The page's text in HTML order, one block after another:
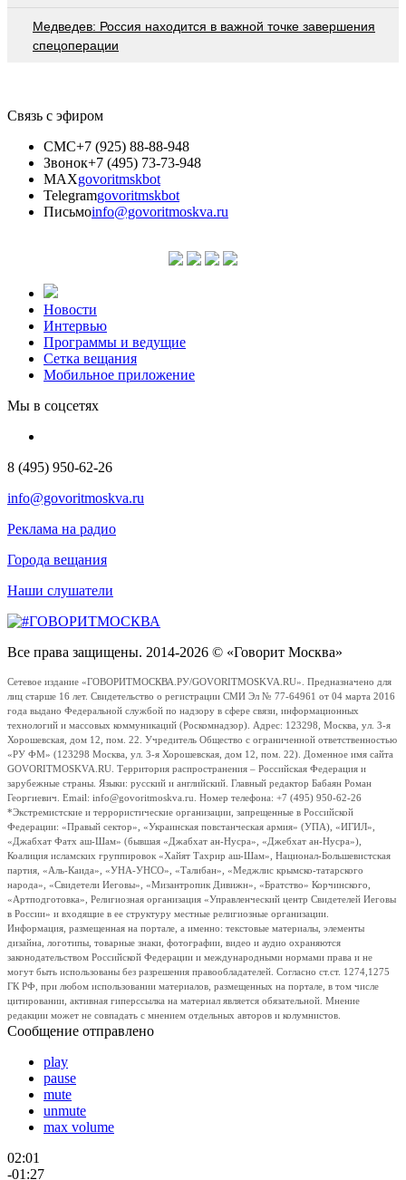
Медведев: Россия находится в важной точке завершения
спецоперации
Связь с эфиром
СМС+7 (925) 88-88-948
Звонок+7 (495) 73-73-948
MAXgovoritmskbot
Telegramgovoritmskbot
Письмоinfo@govoritmoskva.ru
Новости
Интервью
Программы и ведущие
Сетка вещания
Мобильное приложение
Мы в соцсетях
8 (495) 950-62-26
info@govoritmoskva.ru
Реклама на радио
Города вещания
Наши слушатели
Все права защищены. 2014-2026 © «Говорит Москва»
Сетевое издание «ГОВОРИТМОСКВА.РУ/GOVORITMOSKVA.RU». Предназначено для
лиц старше 16 лет. Свидетельство о регистрации СМИ Эл № 77-64961 от 04 марта 2016
года выдано Федеральной службой по надзору в сфере связи, информационных
технологий и массовых коммуникаций (Роскомнадзор). Адрес: 123298, Москва, ул. 3-я
Хорошевская, дом 12, пом. 22. Учредитель Общество с ограниченной ответственностью
«РУ ФМ» (123298 Москва, ул. 3-я Хорошевская, дом 12, пом. 22). Доменное имя сайта
GOVORITMOSKVA.RU. Территория распространения – Российская Федерация и
зарубежные страны. Языки: русский и английский. Главный редактор Бабаян Роман
Георгиевич. Email: info@govoritmoskva.ru. Номер телефона: +7 (495) 950-62-26
*Экстремистские и террористические организации, запрещенные в Российской
Федерации: «Правый сектор», «Украинская повстанческая армия» (УПА), «ИГИЛ»,
«Джабхат Фатх аш-Шам» (бывшая «Джабхат ан-Нусра», «Джебхат ан-Нусра»),
Коалиция исламских группировок «Хайят Тахрир аш-Шам», Национал-Большевистская
партия, «Аль-Каида», «УНА-УНСО», «Талибан», «Меджлис крымско-татарского
народа», «Свидетели Иеговы», «Мизантропик Дивижн», «Братство» Корчинского,
«Артподготовка», Религиозная организация «Управленческий центр Свидетелей Иеговы
в России» и входящие в ее структуру местные религиозные организации.
Информация, размещенная на портале, а именно: текстовые материалы, элементы
дизайна, логотипы, товарные знаки, фотографии, видео и аудио охраняются
законодательством Российской Федерации и международными нормами права и не
могут быть использованы без разрешения правообладателей. Согласно ст.ст. 1274,1275
ГК РФ, при любом использовании материалов, размещенных на портале, в том числе
цитировании, активная гиперссылка на материал является обязательной. Мнение
редакции может не совпадать с мнением отдельных авторов и колумнистов.
Сообщение отправлено
play
pause
mute
unmute
max volume
02:01
-01:27